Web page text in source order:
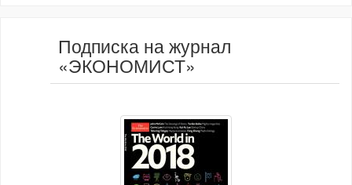
Подписка на журнал
«ЭКОНОМИСТ»